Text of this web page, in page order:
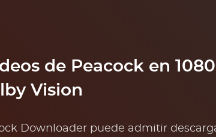
de Peacock en
Vision
Downloader puede admitir